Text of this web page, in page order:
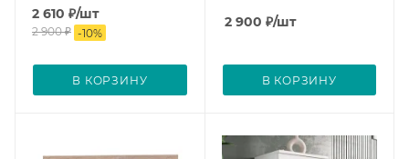
2 610 ₽/шт
2 900₽ -10%
В КОРЗИНУ
2 900 ₽/шт
В КОРЗИНУ